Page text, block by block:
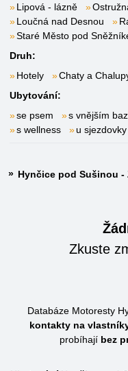
Lipová - lázně
Loučná nad Desnou
Staré Město pod
Druh:
Hotely
Chaty a
Ubytování:
se psem
s vnějším
s wellness
u sjezdovky
Hynčice pod Sušinou
Zkuste
Databáze Motoresty
kontakty na
probíhají bez